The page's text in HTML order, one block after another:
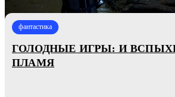
фантастика
ГОЛОДНЫЕ ИГРЫ: И
ПЛАМЯ